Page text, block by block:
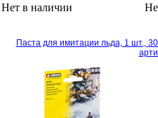
Нет в наличии
Паста для имитации льда, 1 шт.,